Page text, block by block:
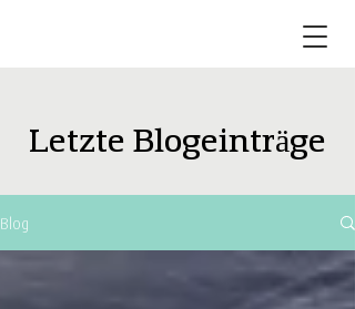
Letzte Blogeinträge
Blog